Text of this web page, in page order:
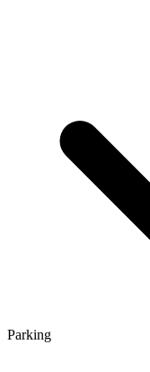
Parking